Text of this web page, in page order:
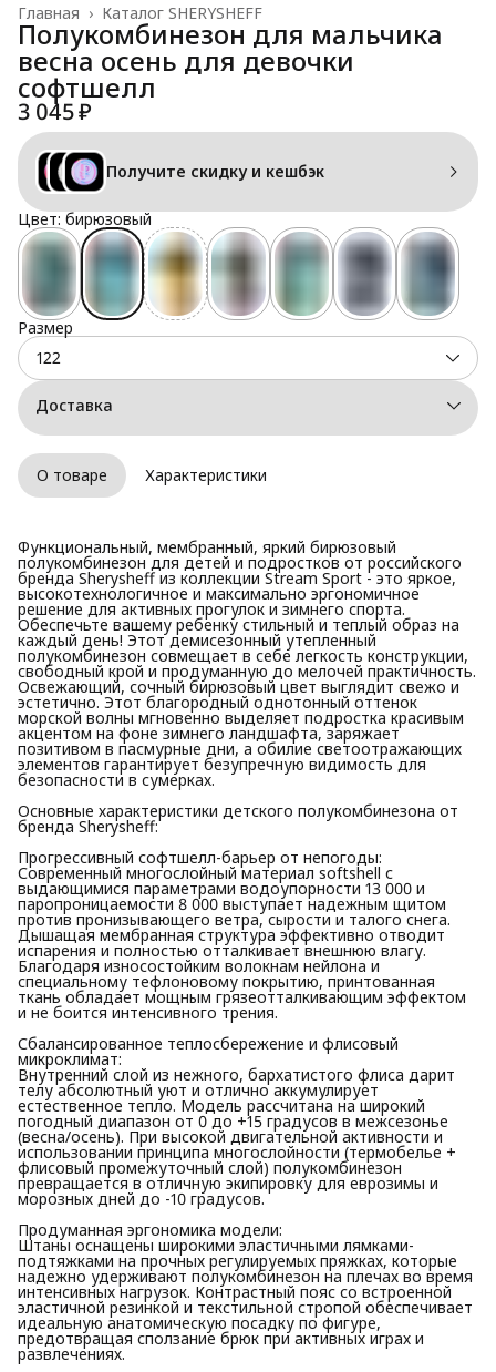
Каталог SHERYSHEFF
Главная ›
Полукомбинезон для мальчика
весна осень для девочки
софтшелл
3 045 ₽
Получите скидку и кешбэк
Цвет: бирюзовый
Размер
122
Доставка
О товаре Характеристики
Функциональный, мембранный, яркий бирюзовый
полукомбинезон для детей и подростков от российского
бренда Sherysheff из коллекции Stream Sport - это яркое,
высокотехнологичное и максимально эргономичное
решение для активных прогулок и зимнего спорта.
Обеспечьте вашему ребенку стильный и теплый образ на
каждый день! Этот демисезонный утепленный
полукомбинезон совмещает в себе легкость конструкции,
свободный крой и продуманную до мелочей практичность.
Освежающий, сочный бирюзовый цвет выглядит свежо и
эстетично. Этот благородный однотонный оттенок
морской волны мгновенно выделяет подростка красивым
акцентом на фоне зимнего ландшафта, заряжает
позитивом в пасмурные дни, а обилие светоотражающих
элементов гарантирует безупречную видимость для
безопасности в сумерках.
Основные характеристики детского полукомбинезона от
бренда Sherysheff:
Прогрессивный софтшелл-барьер от непогоды:
Современный многослойный материал softshell с
выдающимися параметрами водоупорности 13 000 и
паропроницаемости 8 000 выступает надежным щитом
против пронизывающего ветра, сырости и талого снега.
Дышащая мембранная структура эффективно отводит
испарения и полностью отталкивает внешнюю влагу.
Благодаря износостойким волокнам нейлона и
специальному тефлоновому покрытию, принтованная
ткань обладает мощным грязеотталкивающим эффектом
и не боится интенсивного трения.
Сбалансированное теплосбережение и флисовый
микроклимат:
Внутренний слой из нежного, бархатистого флиса дарит
телу абсолютный уют и отлично аккумулирует
естественное тепло. Модель рассчитана на широкий
погодный диапазон от 0 до +15 градусов в межсезонье
(весна/осень). При высокой двигательной активности и
использовании принципа многослойности (термобелье +
флисовый промежуточный слой) полукомбинезон
превращается в отличную экипировку для еврозимы и
морозных дней до -10 градусов.
Продуманная эргономика модели:
Штаны оснащены широкими эластичными лямками-
подтяжками на прочных регулируемых пряжках, которые
надежно удерживают полукомбинезон на плечах во время
интенсивных нагрузок. Контрастный пояс со встроенной
эластичной резинкой и текстильной стропой обеспечивает
идеальную анатомическую посадку по фигуре,
предотвращая сползание брюк при активных играх и
развлечениях.